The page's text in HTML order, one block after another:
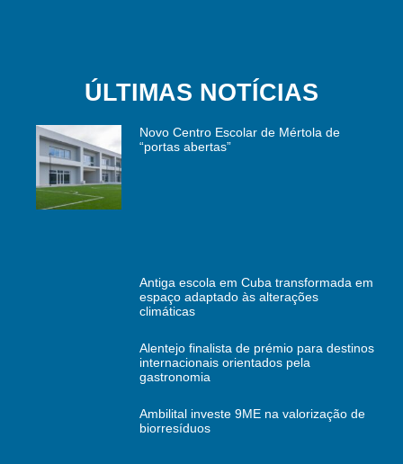
ÚLTIMAS NOTÍCIAS
Novo Centro Escolar de Mértola de
“portas abertas”
Antiga escola em Cuba transformada em
espaço adaptado às alterações
climáticas
Alentejo finalista de prémio para destinos
internacionais orientados pela
gastronomia
Ambilital investe 9ME na valorização de
biorresíduos